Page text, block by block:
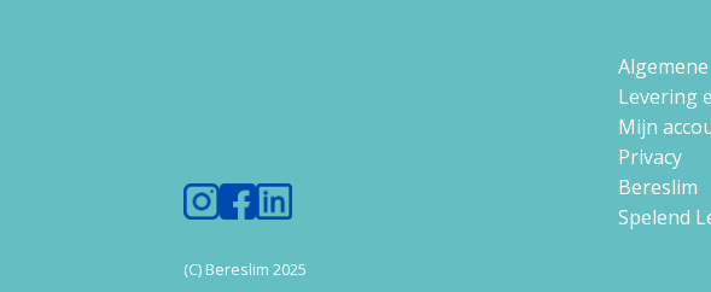
Levering
Mijn
Privacy
Bereslim
Spelend
(C) Bereslim 2025